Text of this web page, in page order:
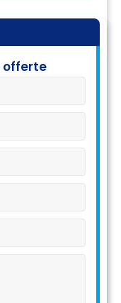
offerte